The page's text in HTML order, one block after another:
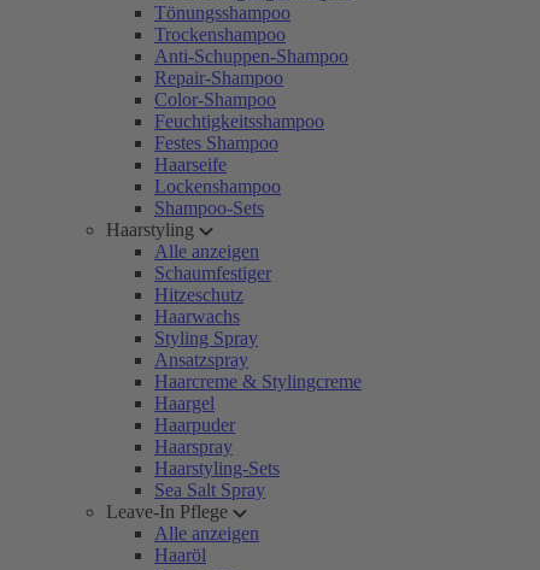
Tönungsshampoo
Trockenshampoo
Anti-Schuppen-Shampoo
Repair-Shampoo
Color-Shampoo
Feuchtigkeitsshampoo
Festes Shampoo
Haarseife
Lockenshampoo
Shampoo-Sets
Haarstyling
Alle anzeigen
Schaumfestiger
Hitzeschutz
Haarwachs
Styling Spray
Ansatzspray
Haarcreme & Stylingcreme
Haargel
Haarpuder
Haarspray
Haarstyling-Sets
Sea Salt Spray
Leave-In Pflege
Alle anzeigen
Haaröl